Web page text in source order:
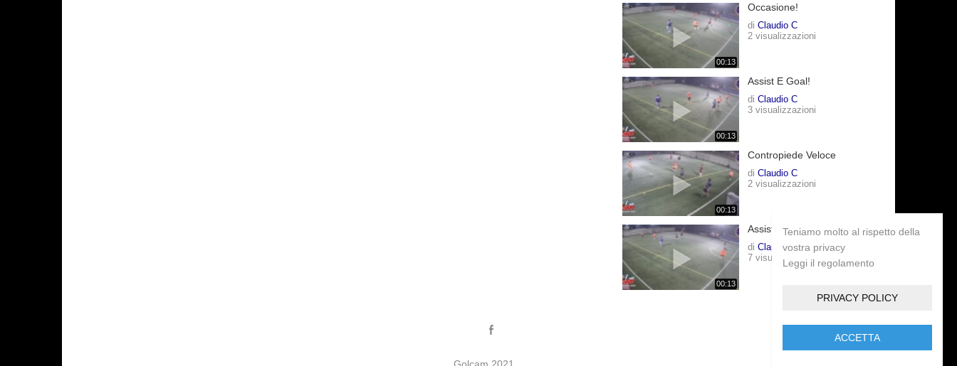
00:13
Occasione!
di Claudio C
2 visualizzazioni
00:13
Assist E Goal!
di Claudio C
3 visualizzazioni
00:13
Contropiede Veloce
di Claudio C
2 visualizzazioni
00:13
Assist In Volo
di Claudio C
7 visualizzazioni
Teniamo molto al rispetto della
vostra privacy
Leggi il regolamento
PRIVACY POLICY
ACCETTA